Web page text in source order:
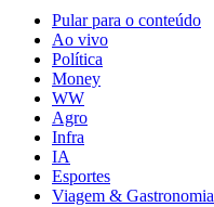
Pular para o conteúdo
Ao vivo
Política
Money
WW
Agro
Infra
IA
Esportes
Viagem & Gastronomia